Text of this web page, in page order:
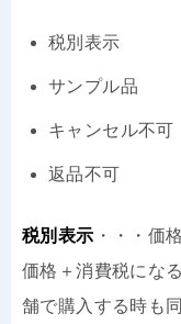
税別表示
サンプル品
キャンセル不可
返品不可
税別表示 ・・・価
価格＋消費税にな
舗で購入する時も